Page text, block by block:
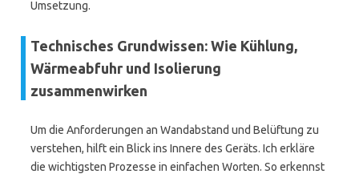
Umsetzung.
Technisches Grundwissen: Wie Kühlung,
Wärmeabfuhr und Isolierung
zusammenwirken
Um die Anforderungen an Wandabstand und Belüftung zu
verstehen, hilft ein Blick ins Innere des Geräts. Ich erkläre
die wichtigsten Prozesse in einfachen Worten. So erkennst